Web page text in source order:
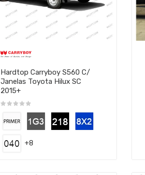
Hardtop Carryboy S560 C/
Janelas Toyota Hilux SC
2015+
+8